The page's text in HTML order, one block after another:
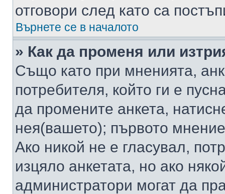
отговори след като са
Върнете се в началото
» Как да променя или
Също като при мненията,
потребителя, който ги е
да промените анкета,
нея(вашето); първото
Ако никой не е гласувал,
изцяло анкетата, но ако
администратори могат да